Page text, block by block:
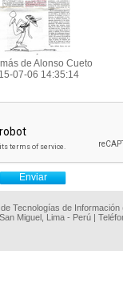
de Alonso Cueto
07-06 14:35:14
Tecnologías de
Miguel, Lima - Perú |